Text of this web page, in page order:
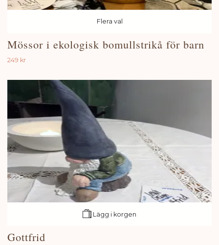
Flera val
Mössor i ekologisk bomullstrikå för barn
249 kr
Lägg i korgen
Gottfrid